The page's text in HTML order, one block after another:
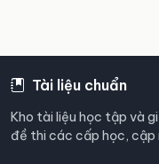
Tài liệu chuẩn
Kho tài liệu học tập và
đề thi các cấp học, cập